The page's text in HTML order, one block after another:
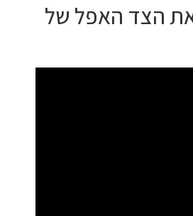
את הצד האפל של